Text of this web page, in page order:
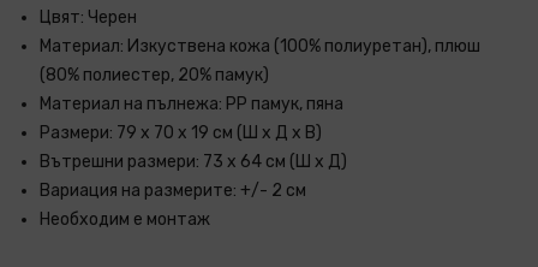
Цвят: Черен
Материал: Изкуствена кожа (100% полиуретан), плюш
(80% полиестер, 20% памук)
Материал на пълнежа: PP памук, пяна
Размери: 79 x 70 x 19 cм (Ш x Д x В)
Вътрешни размери: 73 x 64 см (Ш x Д)
Вариация на размерите: +/- 2 см
Необходим е монтаж